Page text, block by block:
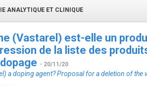
ANALYTIQUE ET CLINIQUE
(Vastarel) est-elle un
de la liste des
- 20/11/20
a doping agent? Proposal for a deletion of